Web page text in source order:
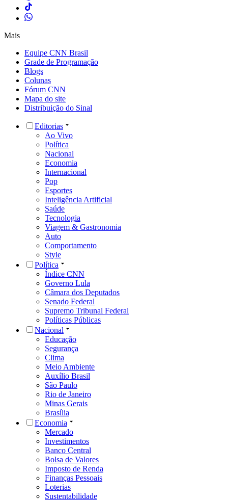
Mais
Equipe CNN Brasil
Grade de Programação
Blogs
Colunas
Fórum CNN
Mapa do site
Distribuição do Sinal
Editorias
Ao Vivo
Política
Nacional
Economia
Internacional
Pop
Esportes
Inteligência Artificial
Saúde
Tecnologia
Viagem & Gastronomia
Auto
Comportamento
Style
Política
Índice CNN
Governo Lula
Câmara dos Deputados
Senado Federal
Supremo Tribunal Federal
Políticas Públicas
Nacional
Educação
Segurança
Clima
Meio Ambiente
Auxílio Brasil
São Paulo
Rio de Janeiro
Minas Gerais
Brasília
Economia
Mercado
Investimentos
Banco Central
Bolsa de Valores
Imposto de Renda
Finanças Pessoais
Loterias
Sustentabilidade